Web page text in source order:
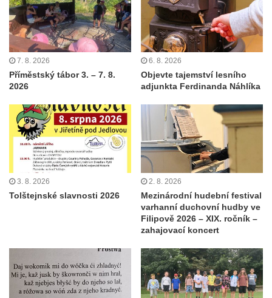
7. 8. 2026
Příměstský tábor 3. – 7. 8.
2026
6. 8. 2026
Objevte tajemství lesního
adjunkta Ferdinanda Náhlíka
3. 8. 2026
Tolštejnské slavnosti 2026
2. 8. 2026
Mezinárodní hudební festival
varhanní duchovní hudby ve
Filipově 2026 – XIX. ročník –
zahajovací koncert